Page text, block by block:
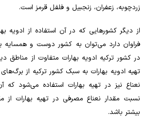
زردچوبه، زعفران، زنجبیل و فلفل قرمز است.
از دیگر کشورهایی که در آن استفاده از ادویه
فراوان دارد می‌توان به کشور دوست و همسایه
در کشور ترکیه ادویه بهارات متفاوت از مناطق
تهیه ادویه بهارات به سبک کشور ترکیه از
نعناع نیز در تهیه بهارات استفاده می‌شود
نسبت مقدار نعناع مصرفی در تهیه بهارات از
بیشتر باشد.